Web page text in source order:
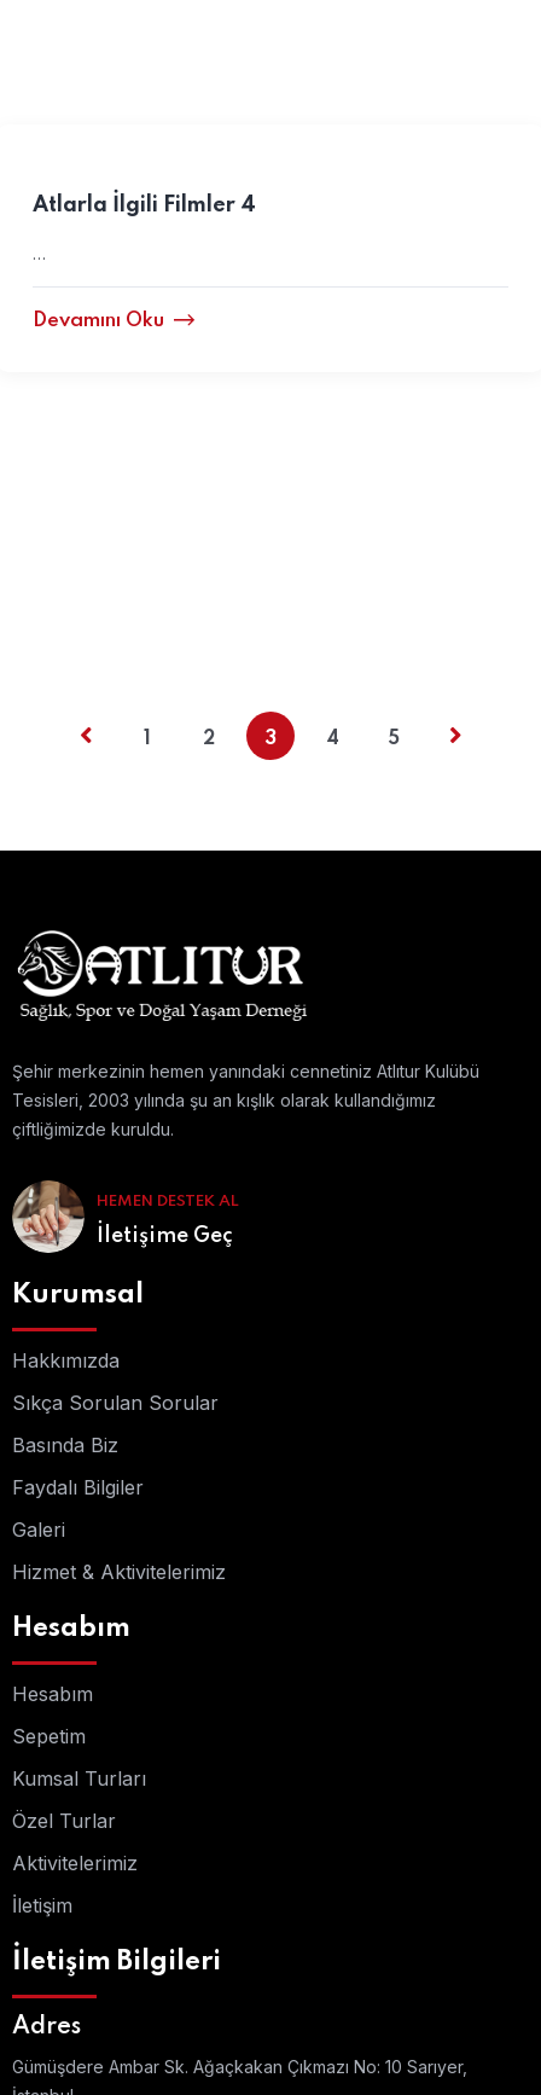
Atlarla İlgili Filmler 4
…
Devamını Oku
1 2 3 4 5
Şehir merkezinin hemen yanındaki cennetiniz Atlıtur Kulübü
Tesisleri, 2003 yılında şu an kışlık olarak kullandığımız
çiftliğimizde kuruldu.
HEMEN DESTEK AL
İletişime Geç
Kurumsal
Hakkımızda
Sıkça Sorulan Sorular
Basında Biz
Faydalı Bilgiler
Galeri
Hizmet & Aktivitelerimiz
Hesabım
Hesabım
Sepetim
Kumsal Turları
Özel Turlar
Aktivitelerimiz
İletişim
İletişim Bilgileri
Adres
Gümüşdere Ambar Sk. Ağaçkakan Çıkmazı No: 10 Sarıyer,